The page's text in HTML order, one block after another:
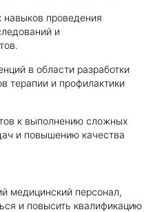
навыков проведения
и
в области разработки
терапии и профилактики
к выполнению сложных
и повышению качества
медицинский персонал,
и повысить квалификацию